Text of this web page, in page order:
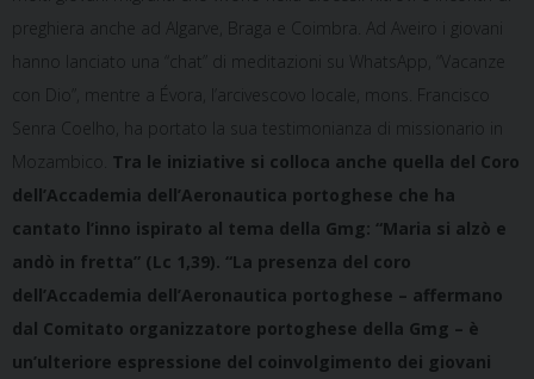
preghiera anche ad Algarve, Braga e Coimbra. Ad Aveiro i giovani
hanno lanciato una “chat” di meditazioni su WhatsApp, “Vacanze
con Dio”, mentre a Évora, l’arcivescovo locale, mons. Francisco
Senra Coelho, ha portato la sua testimonianza di missionario in
Mozambico. Tra le iniziative si colloca anche quella del Coro
dell’Accademia dell’Aeronautica portoghese che ha
cantato l’inno ispirato al tema della Gmg: “Maria si alzò e
andò in fretta” (Lc 1,39). “La presenza del coro
dell’Accademia dell’Aeronautica portoghese – affermano
dal Comitato organizzatore portoghese della Gmg – è
un’ulteriore espressione del coinvolgimento dei giovani